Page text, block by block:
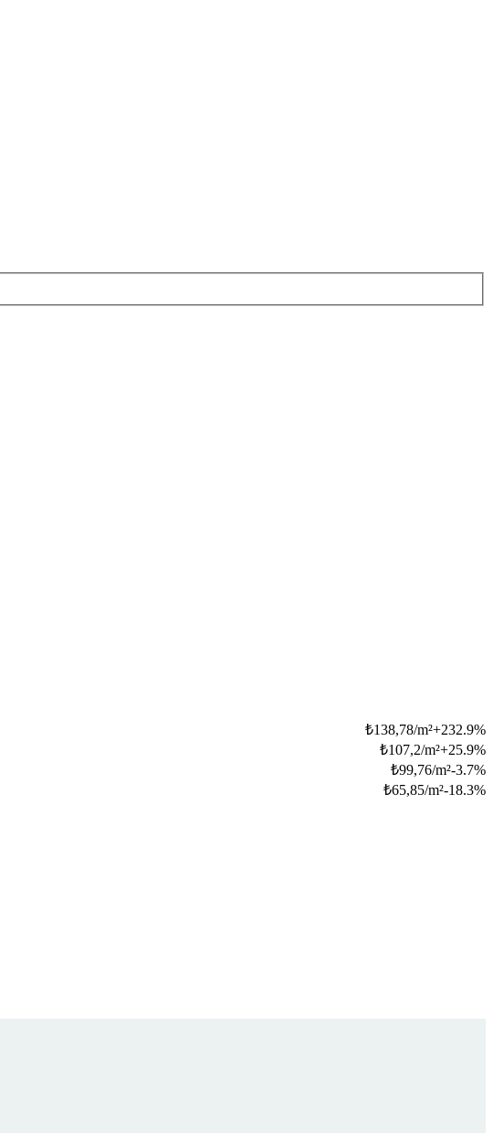
₺138,78/m²+232.9%
₺107,2/m²+25.9%
₺99,76/m²-3.7%
₺65,85/m²-18.3%